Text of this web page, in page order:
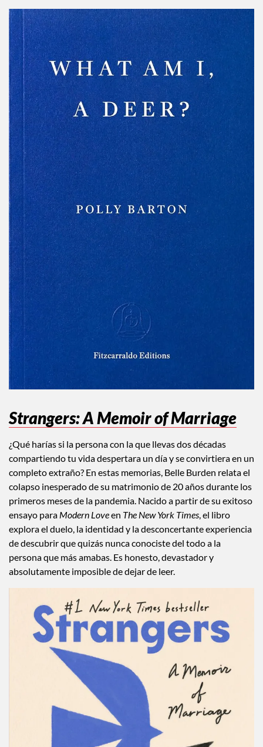
Strangers: A Memoir of Marriage
¿Qué harías si la persona con la que llevas dos décadas
compartiendo tu vida despertara un día y se convirtiera en un
completo extraño? En estas memorias, Belle Burden relata el
colapso inesperado de su matrimonio de 20 años durante los
primeros meses de la pandemia. Nacido a partir de su exitoso
ensayo para Modern Loveen The New York Times, el libro
explora el duelo, la identidad y la desconcertante experiencia
de descubrir que quizás nunca conociste del todo a la
persona que más amabas. Es honesto, devastador y
absolutamente imposible de dejar de leer.